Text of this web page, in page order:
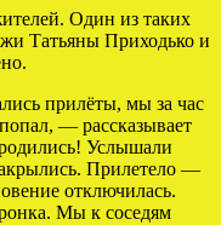
Один из таких
Татьяны Приходько и
прилёты, мы за час
— рассказывает
Услышали
Прилетело —
отключилась.
Мы к соседям